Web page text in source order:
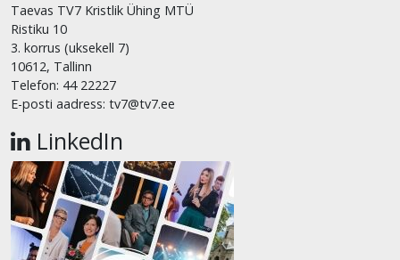
Taevas TV7 Kristlik Ühing MTÜ
Ristiku 10
3. korrus (uksekell 7)
10612, Tallinn
Telefon: 44 22227
E-posti aadress: tv7@tv7.ee
LinkedIn